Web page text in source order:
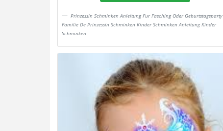
Prinzessin Schminken Anleitung Fur Fasching Oder Geburtstagsparty
Familie De Prinzessin Schminken Kinder Schminken Anleitung Kinder
Schminken